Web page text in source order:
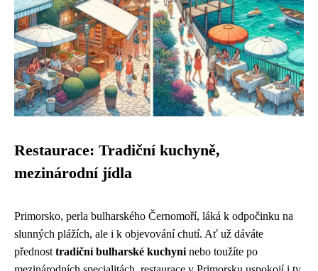
Restaurace: Tradiční kuchyně,
mezinárodní jídla
Primorsko, perla bulharského Černomoří, láká k odpočinku na
slunných plážích, ale i k objevování chutí. Ať už dáváte
přednost tradiční bulharské kuchyni nebo toužíte po